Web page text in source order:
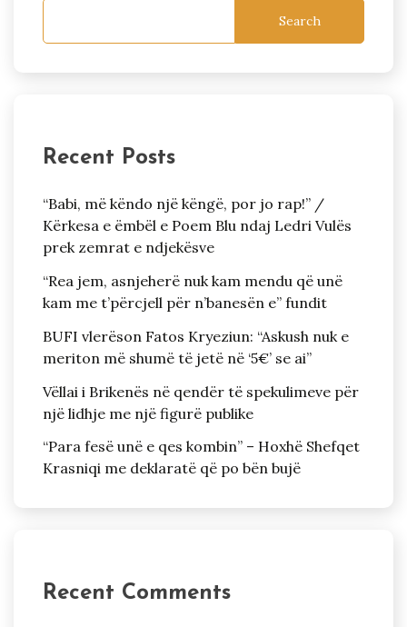
Search
Recent Posts
“Babi, më këndo një këngë, por jo rap!” /
Kërkesa e ëmbël e Poem Blu ndaj Ledri Vulës
prek zemrat e ndjekësve
“Rea jem, asnjeherë nuk kam mendu që unë
kam me t’përcjell për n’banesën e” fundit
BUFI vlerëson Fatos Kryeziun: “Askush nuk e
meriton më shumë të jetë në ‘5€’ se ai”
Vëllai i Brikenës në qendër të spekulimeve për
një lidhje me një figurë publike
“Para fesë unë e qes kombin” – Hoxhë Shefqet
Krasniqi me deklaratë që po bën bujë
Recent Comments